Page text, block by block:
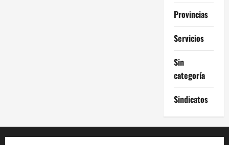
Provincias
Servicios
Sin
categoría
Sindicatos